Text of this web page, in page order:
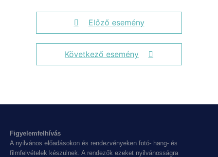
Előző esemény
Következő esemény
Figyelemfelhívás
A nyilvános előadásokon és rendezvényeken fotó- hang- és
filmfelvételek készülnek. A rendezők ezeket nyilvánosságra